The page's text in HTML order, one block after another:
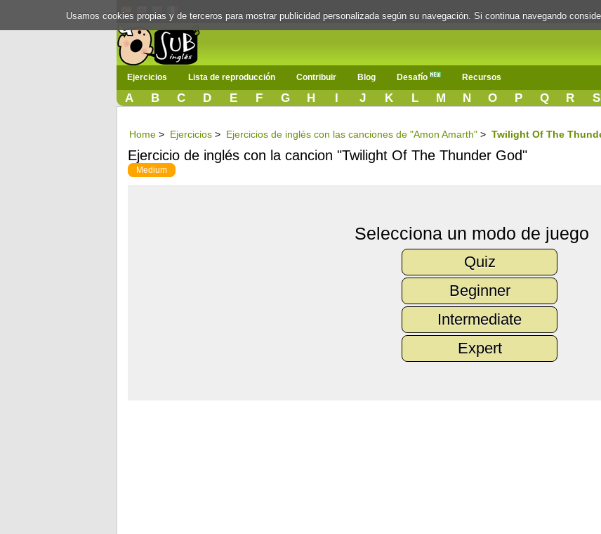
Ejercicios Lista de reproducción Contribuir Blog Desafío Recursos
A B C D E F G H I J K L M N O P Q R S
Home > Ejercicios > Ejercicios de inglés con las canciones de "Amon Amarth" > Twilight Of The
Ejercicio de inglés con la cancion "Twilight Of The Thunder God"
Medium
Selecciona un modo de juego
Quiz
Beginner
Intermediate
Expert
Usamos cookies propias y de terceros para mostrar publicidad personalizada según su navegación. Si continua navegando